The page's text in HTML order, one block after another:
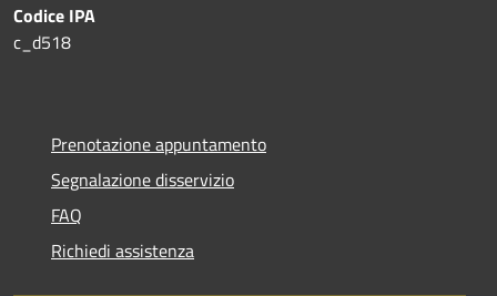
Codice IPA
c_d518
Prenotazione appuntamento
Segnalazione disservizio
FAQ
Richiedi assistenza